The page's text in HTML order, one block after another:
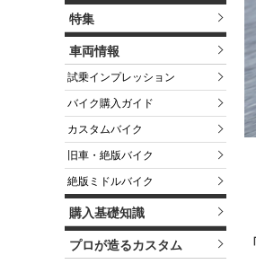
特集
車両情報
試乗インプレッション
バイク購入ガイド
カスタムバイク
旧車・絶版バイク
絶版ミドルバイク
購入基礎知識
プロが造るカスタム